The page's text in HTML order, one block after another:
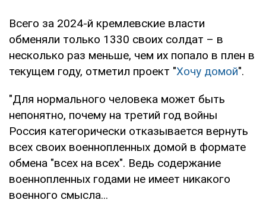
Всего за 2024-й кремлевские власти
обменяли только 1330 своих солдат – в
несколько раз меньше, чем их попало в плен в
текущем году, отметил проект "Хочу домой".
"Для нормального человека может быть
непонятно, почему на третий год войны
Россия категорически отказывается вернуть
всех своих военнопленных домой в формате
обмена "всех на всех". Ведь содержание
военнопленных годами не имеет никакого
военного смысла...